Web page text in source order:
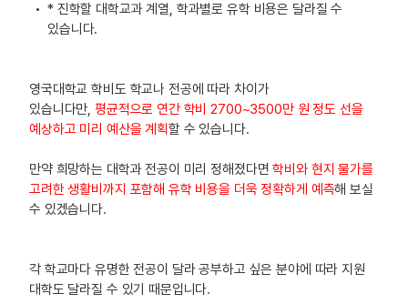
* 진학할 대학교과 계열, 학과별로 유학 비용은 달라질 수
있습니다.
영국대학교 학비도 학교나 전공에 따라 차이가
있습니다만, 평균적으로 연간 학비 2700~3500만 원 정도 선을
예상하고 미리 예산을 계획할 수 있습니다.
만약 희망하는 대학과 전공이 미리 정해졌다면학비와 현지 물가를
고려한 생활비까지 포함해 유학 비용을 더욱 정확하게 예측해 보실
수 있겠습니다.
각 학교마다 유명한 전공이 달라 공부하고 싶은 분야에 따라 지원
대학도 달라질 수 있기 때문입니다.